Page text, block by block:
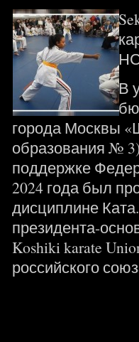
В
города Москвы
образования №
поддержке
2024 года был
дисциплине
президента-
Koshiki karate
российского